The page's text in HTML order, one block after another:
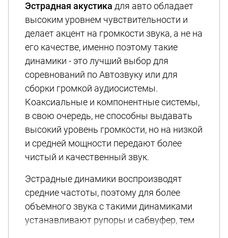
Эстрадная акустика для авто обладает
высоким уровнем чувствительности и
делает акцент на громкости звука, а не на
его качестве, именно поэтому такие
динамики - это лучший выбор для
соревнований по Автозвуку или для
сборки громкой аудиосистемы.
Коаксиальные и компонентные системы,
в свою очередь, не способны выдавать
высокий уровень громкости, но на низкой
и средней мощности передают более
чистый и качественный звук.
Эстрадные динамики воспроизводят
средние частоты, поэтому для более
объемного звука с такими динамиками
устанавливают рупоры и сабвуфер, тем